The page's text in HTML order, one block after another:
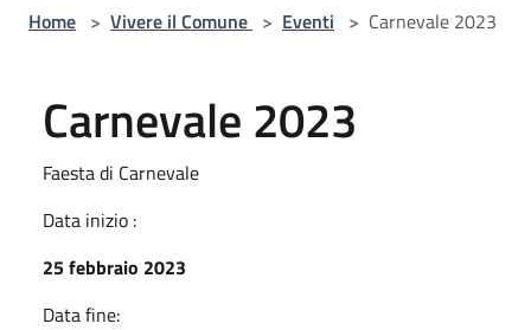
Home > Vivere il Comune > Eventi > Carnevale 2023
Carnevale 2023
Faesta di Carnevale
Data inizio :
25 febbraio 2023
Data fine: